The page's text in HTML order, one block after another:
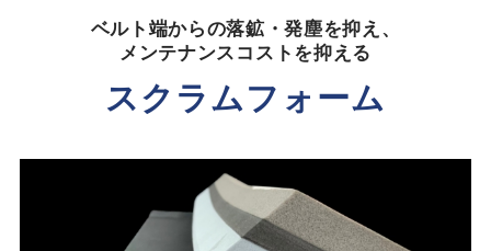
ベルト端からの落鉱・発塵を抑え、
メンテナンスコストを抑える
スクラムフォーム